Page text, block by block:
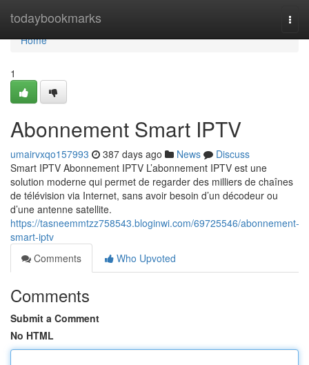
todaybookmarks
Home
Home
1
Abonnement Smart IPTV
umairvxqo157993 387 days ago News
Discuss
Smart IPTV Abonnement IPTV L’abonnement IPTV est une
solution moderne qui permet de regarder des milliers de chaînes
de télévision via Internet, sans avoir besoin d’un décodeur ou
d’une antenne satellite.
https://tasneemmtzz758543.bloginwi.com/69725546/abonnement-
smart-iptv
Comments
Who Upvoted
Comments
Submit a Comment
No HTML